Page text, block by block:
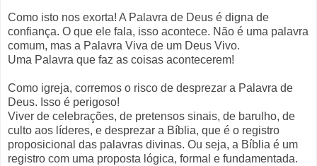
Como isto nos exorta! A Palavra de Deus é digna de
confiança. O que ele fala, isso acontece. Não é uma palavra
comum, mas a Palavra Viva de um Deus Vivo.
Uma Palavra que faz as coisas acontecerem!
Como igreja, corremos o risco de desprezar a Palavra de
Deus. Isso é perigoso!
Viver de celebrações, de pretensos sinais, de barulho, de
culto aos líderes, e desprezar a Bíblia, que é o registro
proposicional das palavras divinas. Ou seja, a Bíblia é um
registro com uma proposta lógica, formal e fundamentada.